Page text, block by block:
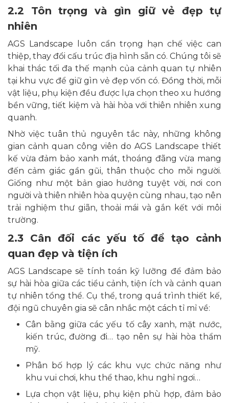
2.2 Tôn trọng và gìn giữ vẻ đẹp tự
nhiên
AGS Landscape luôn cẩn trọng hạn chế việc can
thiệp, thay đổi cấu trúc địa hình sẵn có. Chúng tôi sẽ
khai thác tối đa thế mạnh của cảnh quan tự nhiên
tại khu vực để giữ gìn vẻ đẹp vốn có. Đồng thời, mỗi
vật liệu, phụ kiện đều được lựa chọn theo xu hướng
bền vững, tiết kiệm và hài hòa với thiên nhiên xung
quanh.
Nhờ việc tuân thủ nguyên tắc này, những không
gian cảnh quan công viên do AGS Landscape thiết
kế vừa đảm bảo xanh mát, thoáng đãng vừa mang
đến cảm giác gần gũi, thân thuộc cho mỗi người.
Giống như một bản giao hưởng tuyệt vời, nơi con
người và thiên nhiên hòa quyện cùng nhau, tạo nên
trải nghiệm thư giãn, thoải mái và gắn kết với môi
trường.
2.3 Cân đối các yếu tố để tạo cảnh
quan đẹp và tiện ích
AGS Landscape sẽ tính toán kỹ lưỡng để đảm bảo
sự hài hòa giữa các tiểu cảnh, tiện ích và cảnh quan
tự nhiên tổng thể. Cụ thể, trong quá trình thiết kế,
đội ngũ chuyên gia sẽ cân nhắc một cách tỉ mỉ về:
Cân bằng giữa các yếu tố cây xanh, mặt nước,
kiến trúc, đường đi… tạo nên sự hài hòa thẩm
mỹ.
Phân bố hợp lý các khu vực chức năng như
khu vui chơi, khu thể thao, khu nghỉ ngơi…
Lựa chọn vật liệu, phụ kiện phù hợp, đảm bảo